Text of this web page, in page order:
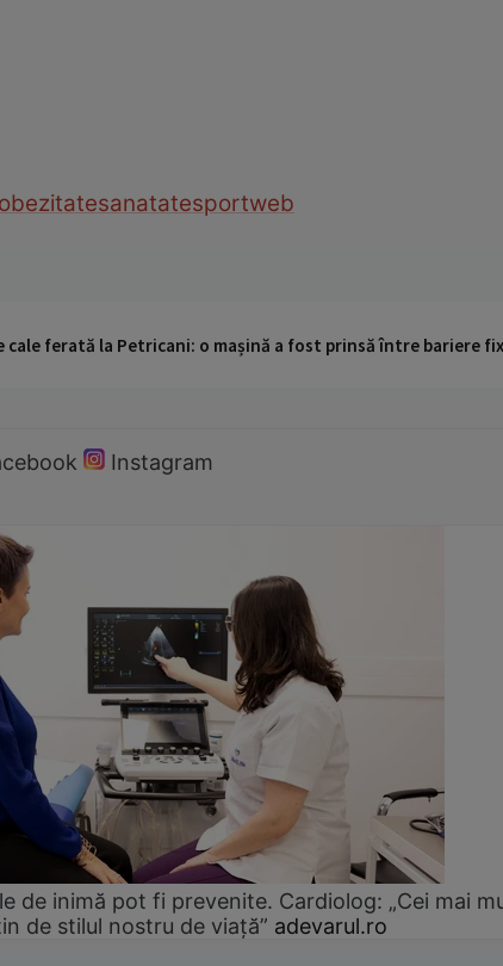
obezitatesanatatesportweb
cale ferată la Petricani: o mașină a fost prinsă între bariere
Instagram
de inimă pot fi prevenite. Cardiolog: „Cei mai
de stilul nostru de viață” adevarul.ro